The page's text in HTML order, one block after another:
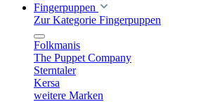
Fingerpuppen
Zur Kategorie Fingerpuppen
Folkmanis
The Puppet Company
Sterntaler
Kersa
weitere Marken